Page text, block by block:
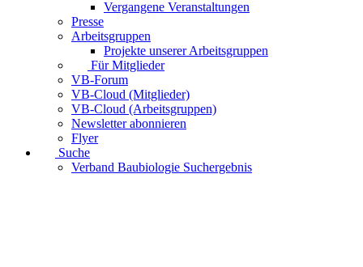
Vergangene Veranstaltungen
Presse
Arbeitsgruppen
Projekte unserer Arbeitsgruppen
Für Mitglieder
VB-Forum
VB-Cloud (Mitglieder)
VB-Cloud (Arbeitsgruppen)
Newsletter abonnieren
Flyer
Suche
Verband Baubiologie Suchergebnis